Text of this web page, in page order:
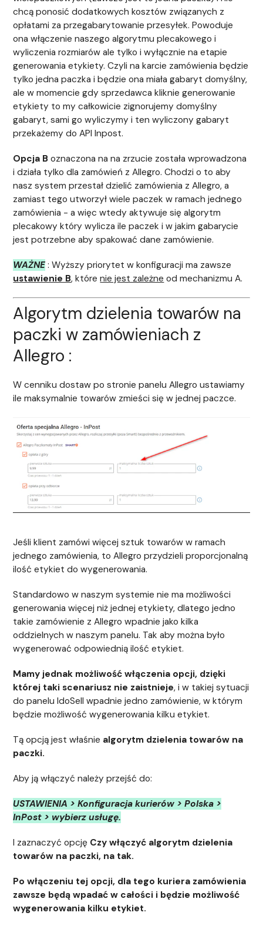
chcą ponosić dodatkowych kosztów związanych z
opłatami za przegabarytowanie przesyłek. Powoduje
ona włączenie naszego algorytmu plecakowego i
wyliczenia rozmiarów ale tylko i wyłącznie na etapie
generowania etykiety. Czyli na karcie zamówienia będzie
tylko jedna paczka i będzie ona miała gabaryt domyślny,
ale w momencie gdy sprzedawca kliknie generowanie
etykiety to my całkowicie zignorujemy domyślny
gabaryt, sami go wyliczymy i ten wyliczony gabaryt
przekażemy do API Inpost.
Opcja B oznaczona na na zrzucie została wprowadzona
i działa tylko dla zamówień z Allegro. Chodzi o to aby
nasz system przestał dzielić zamówienia z Allegro, a
zamiast tego utworzył wiele paczek w ramach jednego
zamówienia - a więc wtedy aktywuje się algorytm
plecakowy który wylicza ile paczek i w jakim gabarycie
jest potrzebne aby spakować dane zamówienie.
WAŻNE : Wyższy priorytet w konfiguracji ma zawsze
ustawienie B, którenie jest zależne od mechanizmu A.
Algorytm dzielenia towarów na
paczki w zamówieniach z
Allegro :
W cenniku dostaw po stronie panelu Allegro ustawiamy
ile maksymalnie towarów zmieści się w jednej paczce.
Jeśli klient zamówi więcej sztuk towarów w ramach
jednego zamówienia, to Allegro przydzieli proporcjonalną
ilość etykiet do wygenerowania.
Standardowo w naszym systemie nie ma możliwości
generowania więcej niż jednej etykiety, dlatego jedno
takie zamówienie z Allegro wpadnie jako kilka
oddzielnych w naszym panelu. Tak aby można było
wygenerować odpowiednią ilość etykiet.
Mamy jednak możliwość włączenia opcji, dzięki
której taki scenariusz nie zaistnieje, i w takiej sytuacji
do panelu IdoSell wpadnie jedno zamówienie, w którym
będzie możliwość wygenerowania kilku etykiet.
Tą opcją jest właśnie algorytm dzielenia towarów na
paczki.
Aby ją włączyć należy przejść do:
USTAWIENIA > Konfiguracja kurierów > Polska >
InPost > wybierz usługę.
I zaznaczyć opcję Czy włączyć algorytm dzielenia
towarów na paczki, na tak.
Po włączeniu tej opcji, dla tego kuriera zamówienia
zawsze będą wpadać w całości i będzie możliwość
wygenerowania kilku etykiet.